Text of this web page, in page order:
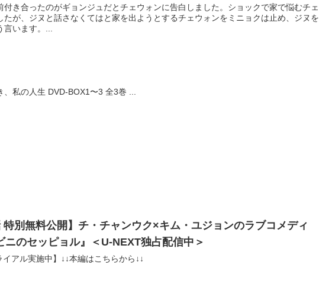
付き合ったのがギョンジュだとチェウォンに告白しました。ショックで家で悩むチェ
たが、ジヌと話さなくてはと家を出ようとするチェウォンをミニョクは止め、ジヌを
言います。...
、私の人生 DVD-BOX1〜3 全3巻 ...
特別無料公開】チ・チャンウク×キム・ユジョンのラブコメディ
ニのセッピョル』＜U-NEXT独占配信中＞
イアル実施中】↓↓本編はこちらから↓↓